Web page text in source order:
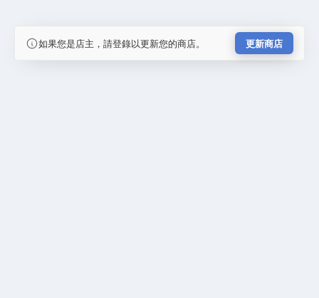
如果您是店主，請登錄以更新您的商店。 更新商店